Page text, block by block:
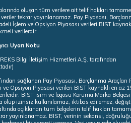
oluşan tüm verilere ait telif hakları
tekrar yayınlanamaz. Pay Piyasası,
İşlem ve Opsiyon Piyasası verileri BIST
verilerdir.
Uyarı Notu
Bilgi İletişim Hizmetleri A.Ş. tarafından
sağlanan Pay Piyasası, Borçlanma Araçları
ve Opsiyon Piyasası verileri BIST kaynaklı en az
BIST isim ve logosu Koruma Marka Belgesi
olup izinsiz kullanılamaz, iktibas edilemez,
açıklanan tüm belgelerin telif hakları
yayınlanamaz. BIST, verinin sekansı,